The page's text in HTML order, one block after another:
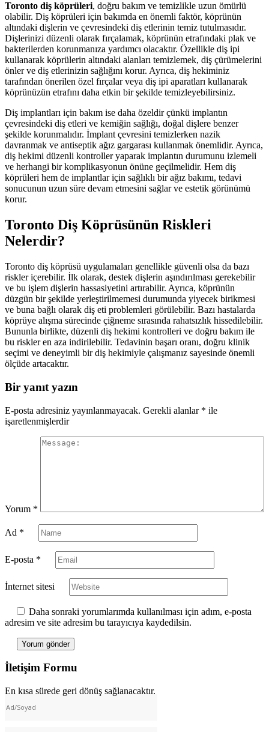
Toronto diş köprüleri, doğru bakım ve temizlikle uzun ömürlü
olabilir. Diş köprüleri için bakımda en önemli faktör, köprünün
altındaki dişlerin ve çevresindeki diş etlerinin temiz tutulmasıdır.
Dişlerinizi düzenli olarak fırçalamak, köprünün etrafındaki plak ve
bakterilerden korunmanıza yardımcı olacaktır. Özellikle diş ipi
kullanarak köprülerin altındaki alanları temizlemek, diş çürümelerini
önler ve diş etlerinizin sağlığını korur. Ayrıca, diş hekiminiz
tarafından önerilen özel fırçalar veya diş ipi aparatları kullanarak
köprünüzün etrafını daha etkin bir şekilde temizleyebilirsiniz.
Diş implantları için bakım ise daha özeldir çünkü implantın
çevresindeki diş etleri ve kemiğin sağlığı, doğal dişlere benzer
şekilde korunmalıdır. İmplant çevresini temizlerken nazik
davranmak ve antiseptik ağız gargarası kullanmak önemlidir. Ayrıca,
diş hekimi düzenli kontroller yaparak implantın durumunu izlemeli
ve herhangi bir komplikasyonun önüne geçilmelidir. Hem diş
köprüleri hem de implantlar için sağlıklı bir ağız bakımı, tedavi
sonucunun uzun süre devam etmesini sağlar ve estetik görünümü
korur.
Toronto Diş Köprüsünün Riskleri
Nelerdir?
Toronto diş köprüsü uygulamaları genellikle güvenli olsa da bazı
riskler içerebilir. İlk olarak, destek dişlerin aşındırılması gerekebilir
ve bu işlem dişlerin hassasiyetini artırabilir. Ayrıca, köprünün
düzgün bir şekilde yerleştirilmemesi durumunda yiyecek birikmesi
ve buna bağlı olarak diş eti problemleri görülebilir. Bazı hastalarda
köprüye alışma sürecinde çiğneme sırasında rahatsızlık hissedilebilir.
Bununla birlikte, düzenli diş hekimi kontrolleri ve doğru bakım ile
bu riskler en aza indirilebilir. Tedavinin başarı oranı, doğru klinik
seçimi ve deneyimli bir diş hekimiyle çalışmanız sayesinde önemli
ölçüde artacaktır.
Bir yanıt yazın
E-posta adresiniz yayınlanmayacak. Gerekli alanlar * ile
işaretlenmişlerdir
Yorum *
Ad *
E-posta *
İnternet sitesi
Daha sonraki yorumlarımda kullanılması için adım, e-posta
adresim ve site adresim bu tarayıcıya kaydedilsin.
İletişim Formu
En kısa sürede geri dönüş sağlanacaktır.